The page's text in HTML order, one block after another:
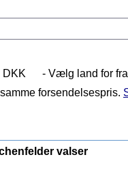
DKK
- Vælg land for
forsendelsespris.
valser